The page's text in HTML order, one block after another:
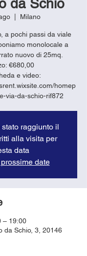
da Schio
  |
Milano
a pochi passi da viale
monolocale a
nuovo di 25mq.
€680,00
e video:
homep
via-da-schio-rif872
raggiunto il
alla visita per
data
date
– 19:00
da Schio, 3, 20146